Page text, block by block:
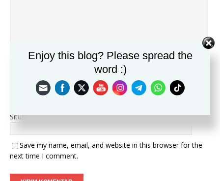
Nama*
Situs
Save my name, email, and website in this browser for the
next time I comment.
Enjoy this blog? Please spread the
word :)